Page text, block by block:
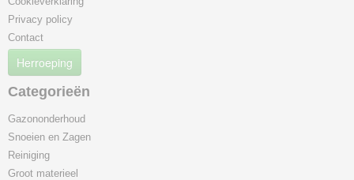
Privacy policy
Contact
Herroeping
Categorieën
Gazononderhoud
Snoeien en Zagen
Reiniging
Groot materieel